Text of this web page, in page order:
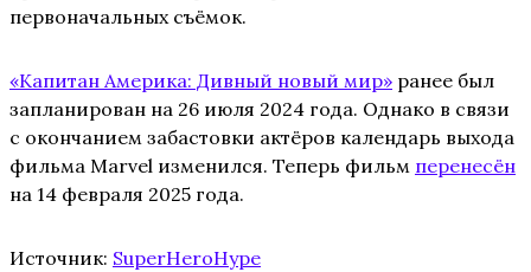
первоначальных съёмок.
«Капитан Америка: Дивный новый мир» ранее был
запланирован на 26 июля 2024 года. Однако в связи
с окончанием забастовки актёров календарь выхода
фильма Marvel изменился. Теперь фильм перенесён
на 14 февраля 2025 года.
Источник: SuperHeroHype